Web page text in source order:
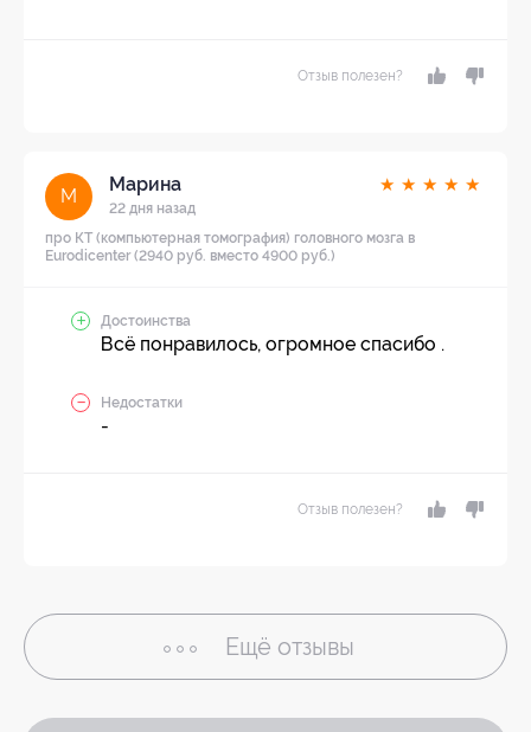
Отзыв полезен?
М
Марина
22 дня назад
★ ★ ★ ★ ★
про КТ (компьютерная томография) головного мозга в
Eurodicenter (2940 руб. вместо 4900 руб.)
Достоинства
Всё понравилось, огромное спасибо .
Недостатки
-
Отзыв полезен?
Ещё отзывы